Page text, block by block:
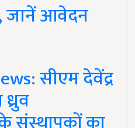
जानें आवेदन
सीएम देवेंद्र